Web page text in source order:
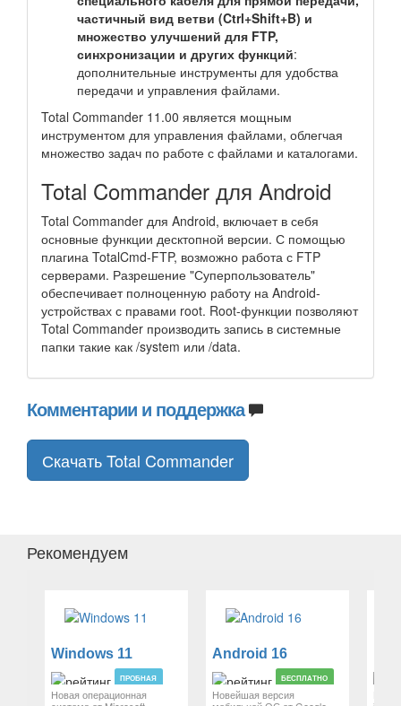
частичный вид ветви (Ctrl+Shift+B) и
множество улучшений для FTP,
синхронизации и других функций:
дополнительные инструменты для удобства
передачи и управления файлами.
Total Commander 11.00 является мощным
инструментом для управления файлами, облегчая
множество задач по работе с файлами и каталогами.
Total Commander для Android
Total Commander для Android, включает в себя
основные функции десктопной версии. С помощью
плагина TotalCmd-FTP, возможно работа с FTP
серверами. Разрешение "Суперпользователь"
обеспечивает полноценную работу на Android-
устройствах с правами root. Root-функции позволяют
Total Commander производить запись в системные
папки такие как /system или /data.
Комментарии и поддержка
Скачать Total Commander
Рекомендуем
Windows 11
ПРОБНАЯ
Новая операционная
Android 16
БЕСПЛАТНО
Новейшая версия